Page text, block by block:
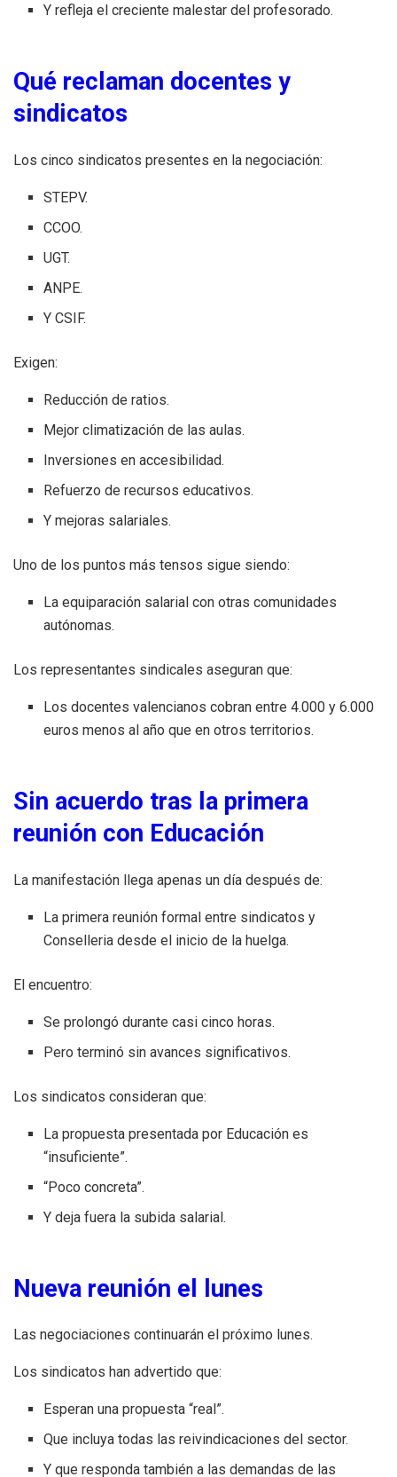
Y refleja el creciente malestar del profesorado.
Qué reclaman docentes y
sindicatos
Los cinco sindicatos presentes en la negociación:
STEPV.
CCOO.
UGT.
ANPE.
Y CSIF.
Exigen:
Reducción de ratios.
Mejor climatización de las aulas.
Inversiones en accesibilidad.
Refuerzo de recursos educativos.
Y mejoras salariales.
Uno de los puntos más tensos sigue siendo:
La equiparación salarial con otras comunidades
autónomas.
Los representantes sindicales aseguran que:
Los docentes valencianos cobran entre 4.000 y 6.000
euros menos al año que en otros territorios.
Sin acuerdo tras la primera
reunión con Educación
La manifestación llega apenas un día después de:
La primera reunión formal entre sindicatos y
Conselleria desde el inicio de la huelga.
El encuentro:
Se prolongó durante casi cinco horas.
Pero terminó sin avances significativos.
Los sindicatos consideran que:
La propuesta presentada por Educación es
“insuficiente”.
“Poco concreta”.
Y deja fuera la subida salarial.
Nueva reunión el lunes
Las negociaciones continuarán el próximo lunes.
Los sindicatos han advertido que:
Esperan una propuesta “real”.
Que incluya todas las reivindicaciones del sector.
Y que responda también a las demandas de las